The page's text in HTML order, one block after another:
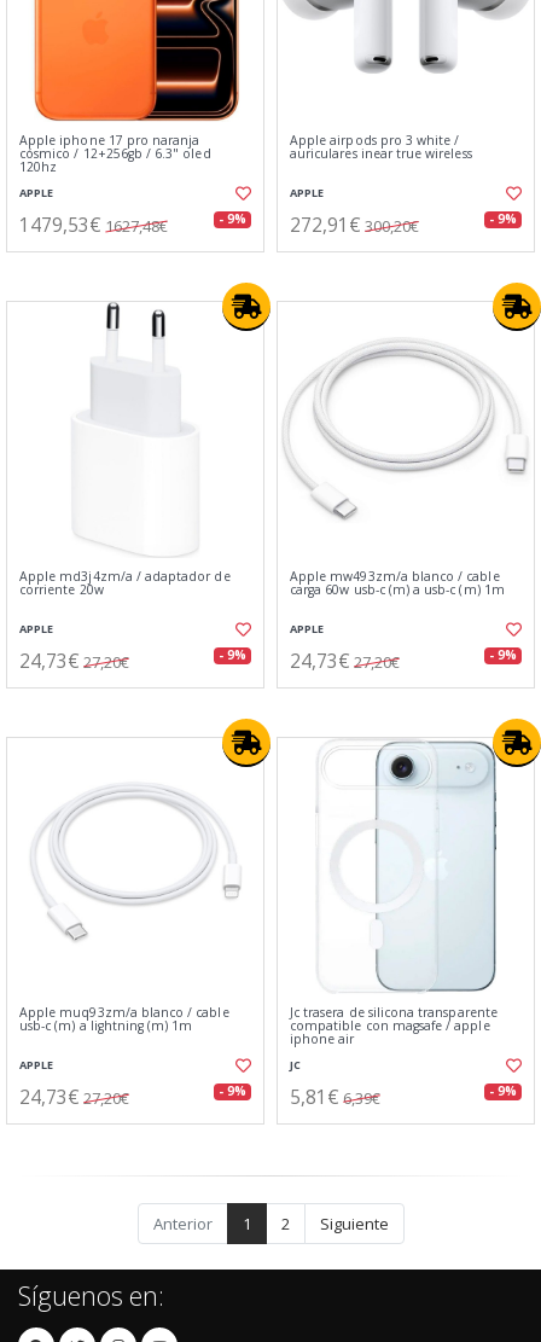
Apple iphone 17 pro naranja
cósmico / 12+256gb / 6.3" oled
120hz
APPLE
1479,53€ 1627,48€ - 9%
Apple airpods pro 3 white /
auriculares inear true wireless
APPLE
272,91€ 300,20€ - 9%
Apple md3j4zm/a / adaptador de
corriente 20w
APPLE
24,73€ 27,20€ - 9%
Apple mw493zm/a blanco / cable
carga 60w usb-c (m) a usb-c (m) 1m
APPLE
24,73€ 27,20€ - 9%
Apple muq93zm/a blanco / cable
usb-c (m) a lightning (m) 1m
APPLE
24,73€ 27,20€ - 9%
Jc trasera de silicona transparente
compatible con magsafe / apple
iphone air
JC
5,81€ 6,39€ - 9%
Anterior 1 2 Siguiente
Síguenos en: